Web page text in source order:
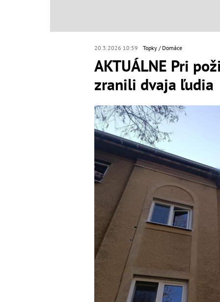
20.3.2026 10:59 Topky Domáce
AKTUÁLNE Pri
zranili dvaja ľudia